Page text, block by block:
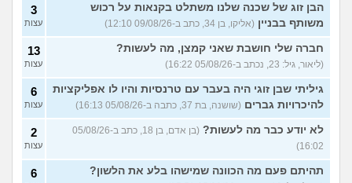
הבן זוג של שכנה שלנו משתלט בקנאות על רכוש
משותף בבניין (אליקו, בן 34, כתב ב-09/08/26 12:10)
3
עצות
חברה שלי חושבת שאני קמצן, מה לעשות?
(ליאור, גיל: 23, נכתב ב-05/08/26 16:22)
13
עצות
גיליתי שבן זוגי היה בעבר עם טרנסיות והיו לו אפליקציות
להיכרויות גברים (שושנה, בת 37, כתבה ב-05/08/26 16:13)
6
עצות
לא יודע כבר מה לעשות?
(בן אדם, בן 18, כתב ב-05/08/26
16:02)
2
עצות
תהיתם פעם מה הכוונה שמישהו בלע את הלשון? 6